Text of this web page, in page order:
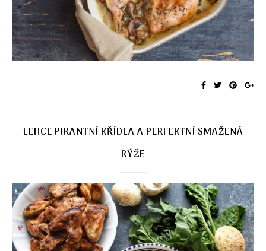
LEHCE PIKANTNÍ KŘÍDLA A PERFEKTNÍ SMAŽENÁ
RÝŽE